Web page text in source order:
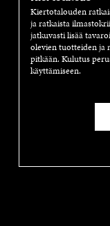
Kiertotalouden
ja ratkaista
jatkuvasti lisää
olevien tuotteiden ja
pitkään. Kulutus
käyttämiseen.